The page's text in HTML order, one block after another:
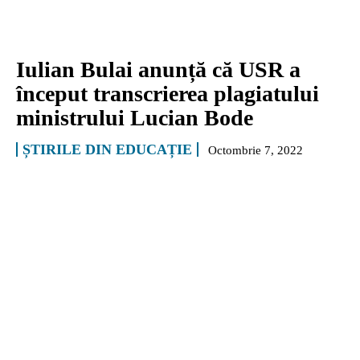
Iulian Bulai anunță că USR a
început transcrierea plagiatului
ministrului Lucian Bode
ȘTIRILE DIN EDUCAȚIE Octombrie 7, 2022